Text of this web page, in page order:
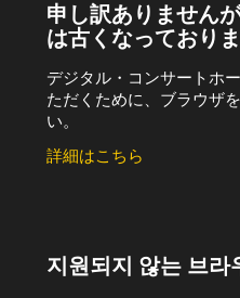
申し訳ありません
は古くなっており
デジタル・コンサートホ
ただくために、ブラウザ
い。
詳細はこちら
지원되지 않는 브라